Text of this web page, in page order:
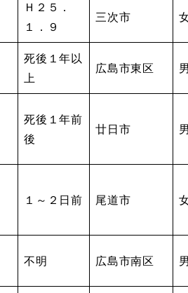
Ｈ２５．
１．９
三次市
死後１年以
上
広島市東区 男
死後１年前
後
廿日市 男
１～２日前 尾道市
不明 広島市南区 男